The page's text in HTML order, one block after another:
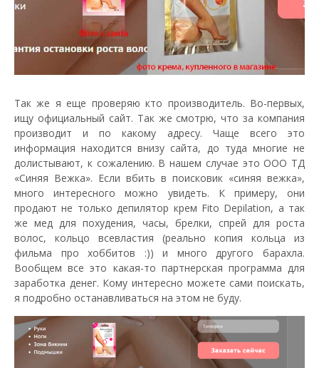
Так же я еще проверяю кто производитель. Во-первых,
ищу официальный сайт. Так же смотрю, что за компания
производит и по какому адресу. Чаще всего это
информация находится внизу сайта, до туда многие не
долистывают, к сожалению. В нашем случае это ООО ТД
«Синяя Вежка». Если вбить в поисковик «синяя вежка»,
много интересного можно увидеть. К примеру, они
продают не только депилятор крем Fito Depilation, а так
же мед для похудения, часы, брелки, спрей для роста
волос, кольцо всевластия (реально копия кольца из
фильма про хоббитов :)) и много другого барахла.
Вообщем все это какая-то партнерская программа для
заработка денег. Кому интересно можете сами поискать,
я подробно останавливаться на этом не буду.